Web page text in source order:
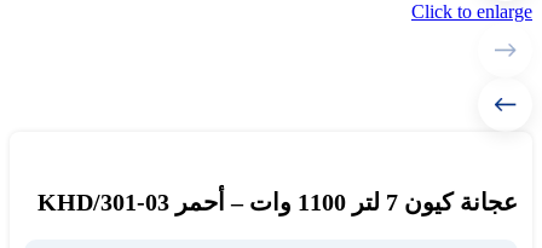
Click to enlarge
عجانة كيون 7 لتر 1100 وات – أحمر KHD/301-03